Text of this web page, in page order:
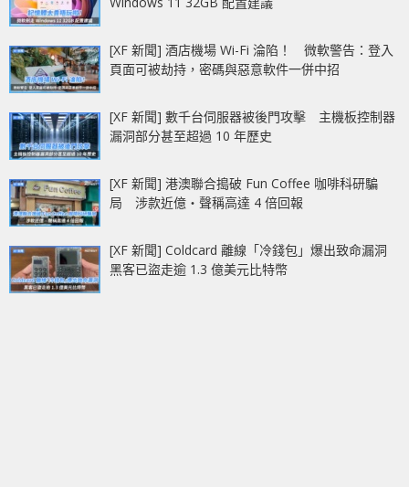
[XF 新聞] 酒店機場 Wi-Fi 淪陷！ 微軟警告：登入
頁面可被劫持，密碼與惡意軟件一併中招
[XF 新聞] 數千台伺服器被後門攻擊 主機板控制器
漏洞部分甚至超過 10 年歷史
[XF 新聞] 港澳聯合搗破 Fun Coffee 咖啡科研騙
局 涉款近億‧聲稱高達 4 倍回報
[XF 新聞] Coldcard 離線「冷錢包」爆出致命漏洞
黑客已盜走逾 1.3 億美元比特幣